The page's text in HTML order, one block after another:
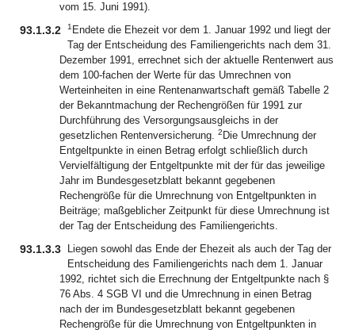
vom 15. Juni 1991).
93.1.3.2 1 Endete die Ehezeit vor dem 1. Januar 1992 und liegt der
Tag der Entscheidung des Familiengerichts nach dem 31.
Dezember 1991, errechnet sich der aktuelle Rentenwert aus
dem 100-fachen der Werte für das Umrechnen von
Werteinheiten in eine Rentenanwartschaft gemäß Tabelle 2
der Bekanntmachung der Rechengrößen für 1991 zur
Durchführung des Versorgungsausgleichs in der
gesetzlichen Rentenversicherung. 2 Die Umrechnung der
Entgeltpunkte in einen Betrag erfolgt schließlich durch
Vervielfältigung der Entgeltpunkte mit der für das jeweilige
Jahr im Bundesgesetzblatt bekannt gegebenen
Rechengröße für die Umrechnung von Entgeltpunkten in
Beiträge; maßgeblicher Zeitpunkt für diese Umrechnung ist
der Tag der Entscheidung des Familiengerichts.
93.1.3.3
Liegen sowohl das Ende der Ehezeit als auch der Tag der
Entscheidung des Familiengerichts nach dem 1. Januar
1992, richtet sich die Errechnung der Entgeltpunkte nach §
76 Abs. 4 SGB VI und die Umrechnung in einen Betrag
nach der im Bundesgesetzblatt bekannt gegebenen
Rechengröße für die Umrechnung von Entgeltpunkten in